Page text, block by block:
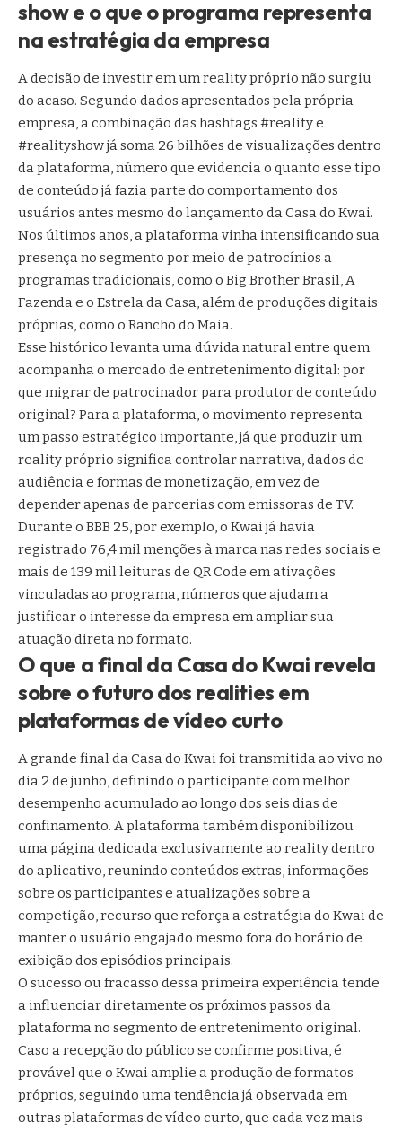
show e o que o programa representa
na estratégia da empresa
A decisão de investir em um reality próprio não surgiu
do acaso. Segundo dados apresentados pela própria
empresa, a combinação das hashtags #reality e
#realityshow já soma 26 bilhões de visualizações dentro
da plataforma, número que evidencia o quanto esse tipo
de conteúdo já fazia parte do comportamento dos
usuários antes mesmo do lançamento da Casa do Kwai.
Nos últimos anos, a plataforma vinha intensificando sua
presença no segmento por meio de patrocínios a
programas tradicionais, como o Big Brother Brasil, A
Fazenda e o Estrela da Casa, além de produções digitais
próprias, como o Rancho do Maia.
Esse histórico levanta uma dúvida natural entre quem
acompanha o mercado de entretenimento digital: por
que migrar de patrocinador para produtor de conteúdo
original? Para a plataforma, o movimento representa
um passo estratégico importante, já que produzir um
reality próprio significa controlar narrativa, dados de
audiência e formas de monetização, em vez de
depender apenas de parcerias com emissoras de TV.
Durante o BBB 25, por exemplo, o Kwai já havia
registrado 76,4 mil menções à marca nas redes sociais e
mais de 139 mil leituras de QR Code em ativações
vinculadas ao programa, números que ajudam a
justificar o interesse da empresa em ampliar sua
atuação direta no formato.
O que a final da Casa do Kwai revela
sobre o futuro dos realities em
plataformas de vídeo curto
A grande final da Casa do Kwai foi transmitida ao vivo no
dia 2 de junho, definindo o participante com melhor
desempenho acumulado ao longo dos seis dias de
confinamento. A plataforma também disponibilizou
uma página dedicada exclusivamente ao reality dentro
do aplicativo, reunindo conteúdos extras, informações
sobre os participantes e atualizações sobre a
competição, recurso que reforça a estratégia do Kwai de
manter o usuário engajado mesmo fora do horário de
exibição dos episódios principais.
O sucesso ou fracasso dessa primeira experiência tende
a influenciar diretamente os próximos passos da
plataforma no segmento de entretenimento original.
Caso a recepção do público se confirme positiva, é
provável que o Kwai amplie a produção de formatos
próprios, seguindo uma tendência já observada em
outras plataformas de vídeo curto, que cada vez mais